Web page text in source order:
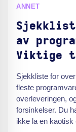
ANNET
av
Viktige
Sjekkliste for
fleste
overleveringen,
forsinkelser. Du
ikke la en kaotisk